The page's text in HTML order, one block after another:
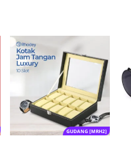
GUDANG [MRH2]